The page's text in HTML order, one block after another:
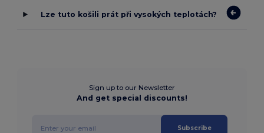
Lze tuto košili prát při vysokých teplotách?
Sign up to our Newsletter
And get special discounts!
Subscribe